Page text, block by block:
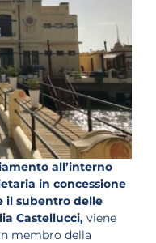
all’interno
in concessione
il subentro delle
Castellucci, viene
membro della